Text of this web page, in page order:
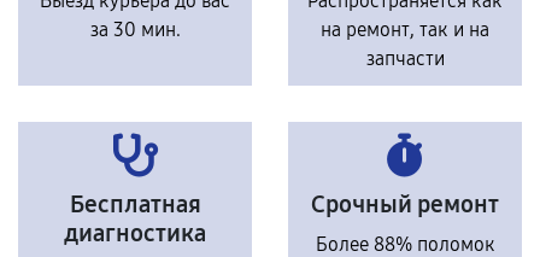
за 30 мин.
на ремонт, так и на
запчасти
Бесплатная
диагностика
Срочный ремонт
Более 88% поломок